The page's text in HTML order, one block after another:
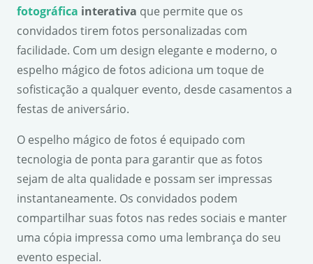
fotográfica interativa que permite que os
convidados tirem fotos personalizadas com
facilidade. Com um design elegante e moderno, o
espelho mágico de fotos adiciona um toque de
sofisticação a qualquer evento, desde casamentos a
festas de aniversário.
O espelho mágico de fotos é equipado com
tecnologia de ponta para garantir que as fotos
sejam de alta qualidade e possam ser impressas
instantaneamente. Os convidados podem
compartilhar suas fotos nas redes sociais e manter
uma cópia impressa como uma lembrança do seu
evento especial.